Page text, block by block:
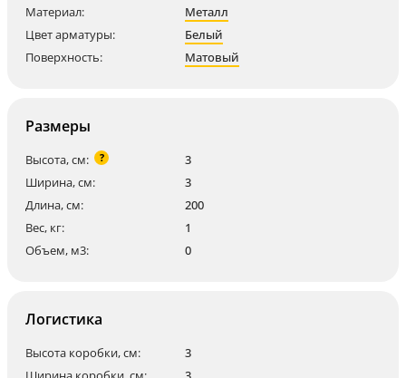
Материал:
Металл
Цвет арматуры:
Белый
Поверхность:
Матовый
Размеры
Высота, см: ?
3
Ширина, см:
3
Длина, см:
200
Вес, кг:
1
Объем, м3:
0
Логистика
Высота коробки, см:
3